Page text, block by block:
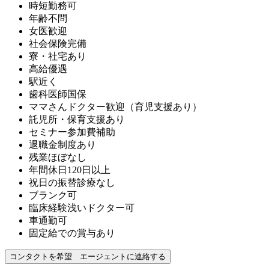
時短勤務可
年齢不問
女医歓迎
社会保険完備
寮・社宅あり
高給優遇
駅近く
歯科医師国保
ママさんドクター歓迎（育児支援あり）
託児所・保育支援あり
セミナー参加費補助
退職金制度あり
残業ほぼなし
年間休日120日以上
祝日の振替診療なし
ブランク可
臨床経験浅いドクター可
車通勤可
固定給での賞与あり